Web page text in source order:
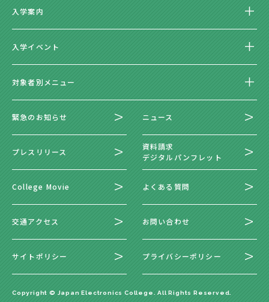
入学案内
入学イベント
対象者別メニュー
緊急のお知らせ ニュース
プレスリリース
資料請求
デジタルパンフレット
College Movie よくある質問
交通アクセス お問い合わせ
サイトポリシー プライバシーポリシー
Copyright © Japan Electronics College. All Rights Reserved.